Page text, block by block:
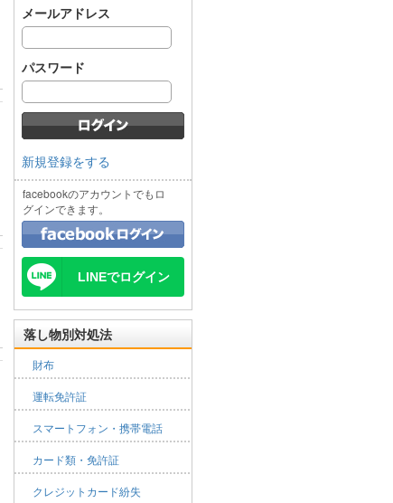
メールアドレス
パスワード
新規登録をする
facebookのアカウントでもロ
グインできます。
LINEでログイン
落し物別対処法
財布
運転免許証
スマートフォン・携帯電話
カード類・免許証
クレジットカード紛失